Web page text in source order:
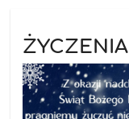
ŻYCZENIA